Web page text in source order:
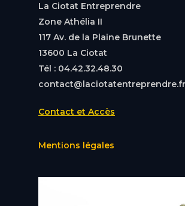
La Ciotat Entreprendre
Zone Athélia II
117 Av. de la Plaine Brunette
13600 La Ciotat
Tél : 04.42.32.48.30
contact@laciotatentreprendre.fr
Contact et Accès
Mentions légales